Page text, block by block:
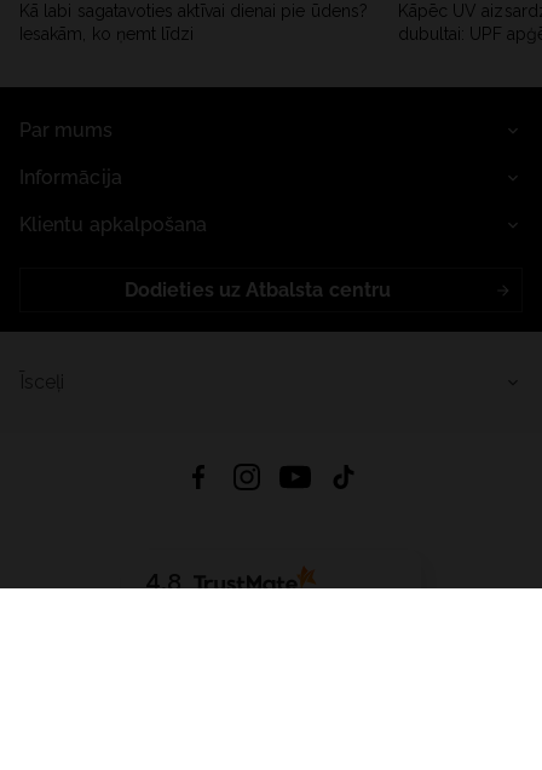
Kā labi sagatavoties aktīvai dienai pie ūdens?
Iesakām, ko ņemt līdzi
Kāpēc UV
dubultai: UPF
Par mums
Informācija
Klientu apkalpošana
Dodieties uz Atbalsta centru
4.8